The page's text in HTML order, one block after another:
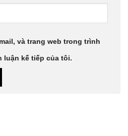
và trang web trong trình
luận kế tiếp của tôi.